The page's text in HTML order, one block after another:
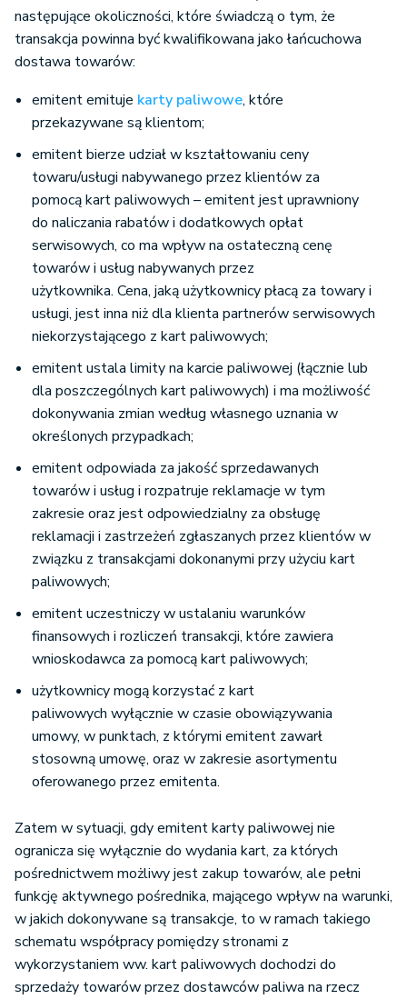
następujące okoliczności, które świadczą o tym, że
transakcja powinna być kwalifikowana jako łańcuchowa
dostawa towarów:
emitent emituje karty paliwowe, które
przekazywane są klientom;
emitent bierze udział w kształtowaniu ceny
towaru/usługi nabywanego przez klientów za
pomocą kart paliwowych – emitent jest uprawniony
do naliczania rabatów i dodatkowych opłat
serwisowych, co ma wpływ na ostateczną cenę
towarów i usług nabywanych przez
użytkownika. Cena, jaką użytkownicy płacą za towary i
usługi, jest inna niż dla klienta partnerów serwisowych
niekorzystającego z kart paliwowych;
emitent ustala limity na karcie paliwowej (łącznie lub
dla poszczególnych kart paliwowych) i ma możliwość
dokonywania zmian według własnego uznania w
określonych przypadkach;
emitent odpowiada za jakość sprzedawanych
towarów i usług i rozpatruje reklamacje w tym
zakresie oraz jest odpowiedzialny za obsługę
reklamacji i zastrzeżeń zgłaszanych przez klientów w
związku z transakcjami dokonanymi przy użyciu kart
paliwowych;
emitent uczestniczy w ustalaniu warunków
finansowych i rozliczeń transakcji, które zawiera
wnioskodawca za pomocą kart paliwowych;
użytkownicy mogą korzystać z kart
paliwowych wyłącznie w czasie obowiązywania
umowy, w punktach, z którymi emitent zawarł
stosowną umowę, oraz w zakresie asortymentu
oferowanego przez emitenta.
Zatem w sytuacji, gdy emitent karty paliwowej nie
ogranicza się wyłącznie do wydania kart, za których
pośrednictwem możliwy jest zakup towarów, ale pełni
funkcję aktywnego pośrednika, mającego wpływ na warunki,
w jakich dokonywane są transakcje, to w ramach takiego
schematu współpracy pomiędzy stronami z
wykorzystaniem ww. kart paliwowych dochodzi do
sprzedaży towarów przez dostawców paliwa na rzecz